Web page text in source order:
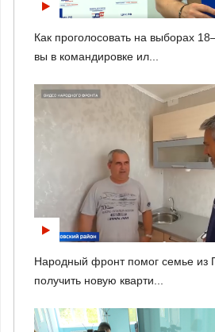
Как проголосовать на выборах
вы в командировке ил...
Народный фронт помог семье из
получить новую кварти...